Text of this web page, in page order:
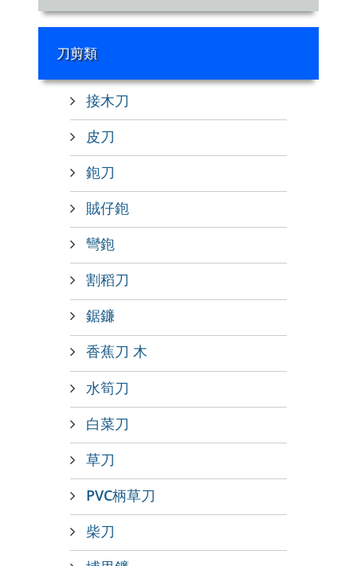
刀剪類
接木刀
皮刀
鉋刀
賊仔鉋
彎鉋
割稻刀
鋸鐮
香蕉刀 木
水筍刀
白菜刀
草刀
PVC柄草刀
柴刀